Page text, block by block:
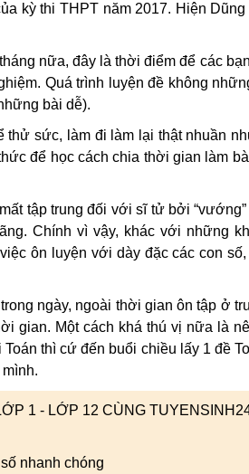
kỳ thi THPT năm 2017. Hiện Dũng
nữa, đây là thời điểm để các
Quá trình luyện đề không
bài dễ).
sức, làm đi làm lại thật nhuần
để học cách chia thời gian làm
tập trung đối với sĩ tử bởi
Chính vì vậy, khác với những
ôn luyện với dày đặc các con số,
ngày, ngoài thời gian ôn tập ở
gian. Một cách khá thú vị nữa là
thì cứ đến buổi chiều lấy 1 đề
1 - LỚP 12 CÙNG
nhanh chóng